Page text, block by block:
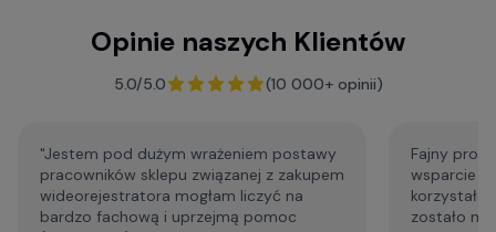
F.A.Q. - najczęściej zadawane pytania
Opinie naszych Klientów
5.0/5.0 (10 000+ opinii)
"Jestem pod dużym wrażeniem postawy
pracowników sklepu związanej z zakupem
wideorejestratora mogłam liczyć na
bardzo fachową i uprzejmą pomoc
Fajny
wsparcie
zostało mi